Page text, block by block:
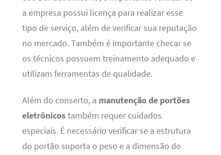
a empresa possui licença para realizar esse
tipo de serviço, além de verificar sua reputação
no mercado. Também é importante checar se
os técnicos possuem treinamento adequado e
utilizam ferramentas de qualidade.
Além do conserto, a manutenção de portões
eletrônicostambém requer cuidados
especiais. É necessário verificar se a estrutura
do portão suporta o peso e a dimensão do